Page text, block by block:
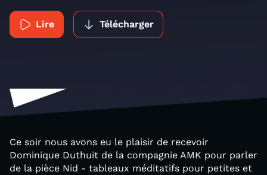
Lire Télécharger
Ce soir nous avons eu le plaisir de recevoir
Dominique Duthuit de la compagnie AMK pour parler
de la pièce Nid - tableaux méditatifs pour petites et